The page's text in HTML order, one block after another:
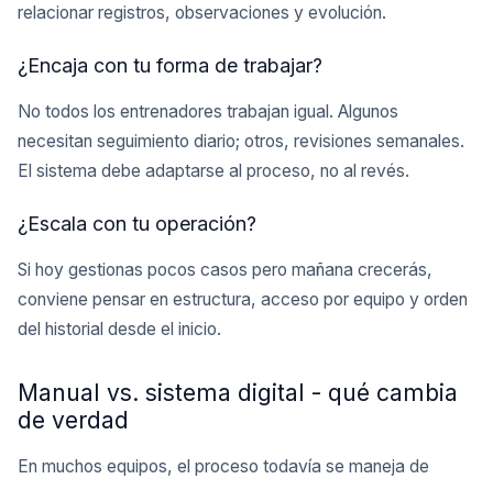
relacionar registros, observaciones y evolución.
¿Encaja con tu forma de trabajar?
No todos los entrenadores trabajan igual. Algunos
necesitan seguimiento diario; otros, revisiones semanales.
El sistema debe adaptarse al proceso, no al revés.
¿Escala con tu operación?
Si hoy gestionas pocos casos pero mañana crecerás,
conviene pensar en estructura, acceso por equipo y orden
del historial desde el inicio.
Manual vs. sistema digital - qué cambia
de verdad
En muchos equipos, el proceso todavía se maneja de